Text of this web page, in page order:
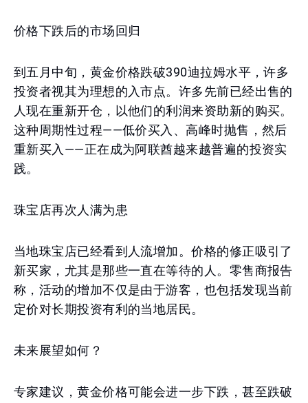
价格下跌后的市场回归
到五月中旬，黄金价格跌破390迪拉姆水平，许多
投资者视其为理想的入市点。许多先前已经出售的
人现在重新开仓，以他们的利润来资助新的购买。
这种周期性过程——低价买入、高峰时抛售，然后
重新买入——正在成为阿联酋越来越普遍的投资实
践。
珠宝店再次人满为患
当地珠宝店已经看到人流增加。价格的修正吸引了
新买家，尤其是那些一直在等待的人。零售商报告
称，活动的增加不仅是由于游客，也包括发现当前
定价对长期投资有利的当地居民。
未来展望如何？
专家建议，黄金价格可能会进一步下跌，甚至跌破